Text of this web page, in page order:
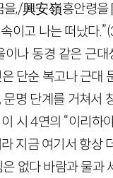
,/興安嶺흥안령을
이고 나는 떠났다
나 동경 같은 근
단순 복고나 근대
명 단계를 거쳐서
시 4연의 “이리하
지금 여기서 항
없다 바람과 물과